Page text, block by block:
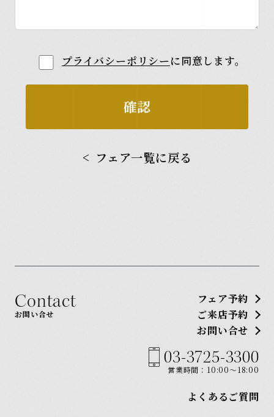
プライバシーポリシーに同意します。
フェア一覧に戻る
Contact
お問い合せ
フェア予約
ご来店予約
お問い合せ
03-3725-3300
営業時間：10:00〜18:00
よくあるご質問